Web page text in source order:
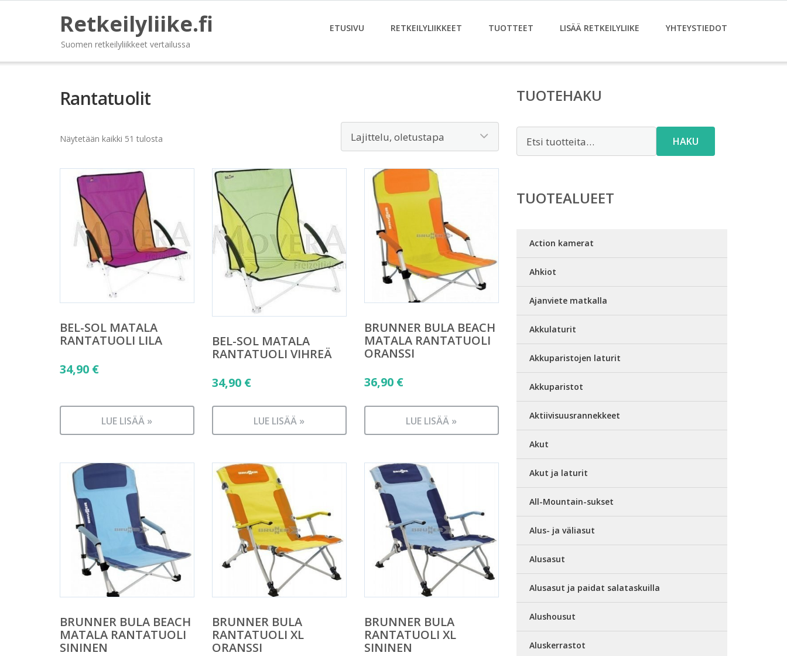
Retkeilyliike.fi
Suomen retkeilyliikkeet vertailussa
ETUSIVU RETKEILYLIIKKEET TUOTTEET LISÄÄ RETKEILYLIIKE YHTEYSTIEDOT
Rantatuolit
Näytetään kaikki 51 tulosta
BEL-SOL MATALA
RANTATUOLI LILA
34,90 €
LUE LISÄÄ »
BEL-SOL MATALA
RANTATUOLI VIHREÄ
34,90 €
LUE LISÄÄ »
BRUNNER BULA BEACH
MATALA RANTATUOLI
ORANSSI
36,90 €
LUE LISÄÄ »
BRUNNER BULA BEACH
MATALA RANTATUOLI
SININEN
BRUNNER BULA
RANTATUOLI XL
ORANSSI
BRUNNER BULA
RANTATUOLI XL
SININEN
TUOTEHAKU
HAKU
TUOTEALUEET
Action kamerat
Ahkiot
Ajanviete matkalla
Akkulaturit
Akkuparistojen laturit
Akkuparistot
Aktiivisuusrannekkeet
Akut
Akut ja laturit
All-Mountain-sukset
Alus- ja väliasut
Alusasut
Alusasut ja paidat salataskuilla
Alushousut
Aluskerrastot